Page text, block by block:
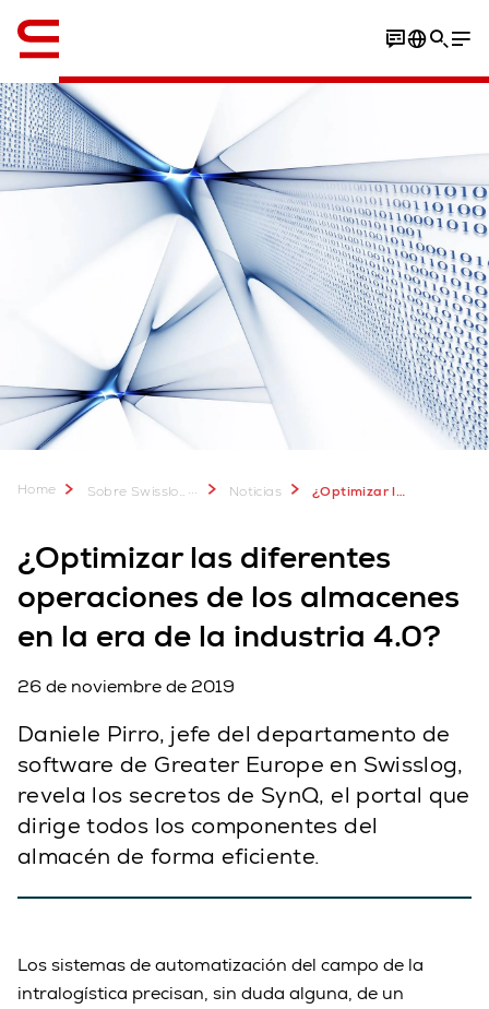
Home Sobre Swisslog ... Noticias ¿Optimizar las diferentes operaciones de los almacenes en la era de la industria 4.0?
¿Optimizar las diferentes
operaciones de los almacenes
en la era de la industria 4.0?
26 de noviembre de 2019
Daniele Pirro, jefe del departamento de
software de Greater Europe en Swisslog,
revela los secretos de SynQ, el portal que
dirige todos los componentes del
almacén de forma eficiente.
Los sistemas de automatización del campo de la
intralogística precisan, sin duda alguna, de un